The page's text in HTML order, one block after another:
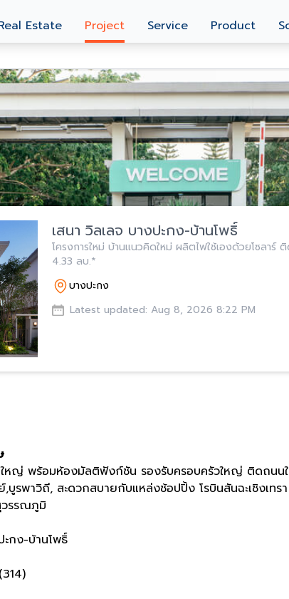
Estate Project Service Product
เสนา วิลเลจ บางปะกง-บ้านโพธิ์
โครงการใหม่ บ้านแนวคิดใหม่ ผลิตไฟใช้เองด้วยโซลาร์ ติด
4.33 ลบ.*
บางปะกง
Latest updated: Aug 8, 2026 8:22 PM
หญ่ พร้อมห้องมัลติฟังก์ชัน รองรับครอบครัวใหญ่ ติดถนนใ
รพาวิถี, สะดวกสบายกับแหล่งช้อปปิ้ง โรบินสันฉะเชิงเทรา
วรรณภูมิ
ะกง-บ้านโพธิ์